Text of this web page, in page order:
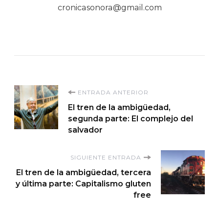
cronicasonora@gmail.com
Navegación
de
ENTRADA ANTERIOR
El tren de la ambigüedad,
segunda parte: El complejo del
salvador
SIGUIENTE ENTRADA
El tren de la ambigüedad, tercera
y última parte: Capitalismo gluten
free